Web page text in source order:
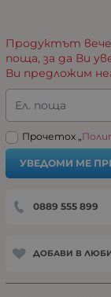
Продуктът
поща, за да Ви
Ви предложим
Ел. поща
Прочетох „
УВЕДОМИ МЕ
0889 555 899
ДОБАВИ В